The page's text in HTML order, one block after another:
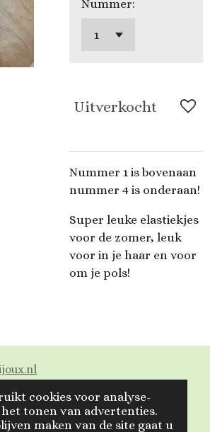
cookies voor analyse-
tonen van advertenties.
maken van de site gaat u
Nummer:
Uitverkocht
Nummer 1 is bovenaan
nummer 4 is onderaan!
Super leuke elastiekjes
voor de zomer, leuk
voor in je haar en voor
om je pols!